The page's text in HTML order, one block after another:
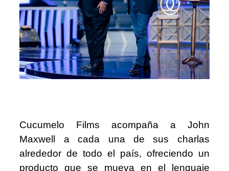
Cucumelo Films acompaña a John
Maxwell a cada una de sus charlas
alrededor de todo el país, ofreciendo un
producto que se mueva en el lenguaje